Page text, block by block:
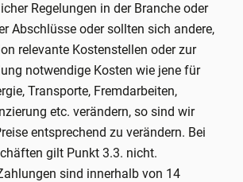
Regelungen in der Branche oder
Abschlüsse oder sollten sich andere,
relevante Kostenstellen oder zur
notwendige Kosten wie jene für
Transporte, Fremdarbeiten,
etc. verändern, so sind wir
entsprechend zu verändern. Bei
gilt Punkt 3.3. nicht.
sind innerhalb von 14